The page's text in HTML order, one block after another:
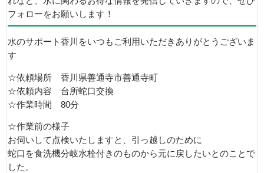
フォローをお願いします！
水のサポート香川をいつもご利用いただきありがとうございま
す
☆依頼場所 香川県善通寺市善通寺町
☆依頼内容 台所蛇口交換
☆作業時間 80分
☆作業前の様子
お伺いして点検いたしますと、引っ越しのために
蛇口を食洗機分岐水栓付きのものから元に戻したいとのことで
した。